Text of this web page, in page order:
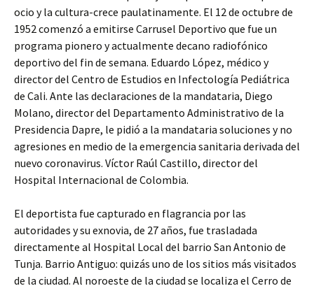
ocio y la cultura-crece paulatinamente. El 12 de octubre de
1952 comenzó a emitirse Carrusel Deportivo que fue un
programa pionero y actualmente decano radiofónico
deportivo del fin de semana. Eduardo López, médico y
director del Centro de Estudios en Infectología Pediátrica
de Cali. Ante las declaraciones de la mandataria, Diego
Molano, director del Departamento Administrativo de la
Presidencia Dapre, le pidió a la mandataria soluciones y no
agresiones en medio de la emergencia sanitaria derivada del
nuevo coronavirus. Víctor Raúl Castillo, director del
Hospital Internacional de Colombia.
El deportista fue capturado en flagrancia por las
autoridades y su exnovia, de 27 años, fue trasladada
directamente al Hospital Local del barrio San Antonio de
Tunja. Barrio Antiguo: quizás uno de los sitios más visitados
de la ciudad. Al noroeste de la ciudad se localiza el Cerro de